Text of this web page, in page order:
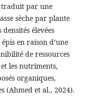
traduit par une
sèche par plante
élevées
en raison d’une
de ressources
et les nutriments,
organiques,
(Ahmed et al., 2024).